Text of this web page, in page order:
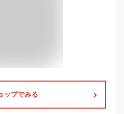
ップでみる